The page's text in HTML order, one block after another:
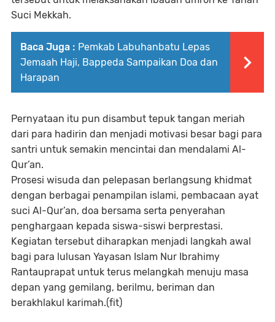
Suci Mekkah.
Baca Juga : Pemkab Labuhanbatu Lepas
Jemaah Haji, Bappeda Sampaikan Doa dan
Harapan
Pernyataan itu pun disambut tepuk tangan meriah
dari para hadirin dan menjadi motivasi besar bagi para
santri untuk semakin mencintai dan mendalami Al-
Qur’an.
Prosesi wisuda dan pelepasan berlangsung khidmat
dengan berbagai penampilan islami, pembacaan ayat
suci Al-Qur’an, doa bersama serta penyerahan
penghargaan kepada siswa-siswi berprestasi.
Kegiatan tersebut diharapkan menjadi langkah awal
bagi para lulusan Yayasan Islam Nur Ibrahimy
Rantauprapat untuk terus melangkah menuju masa
depan yang gemilang, berilmu, beriman dan
berakhlakul karimah.(fit)